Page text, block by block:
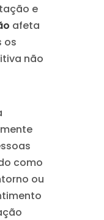
e
afeta
os
não
como
ou